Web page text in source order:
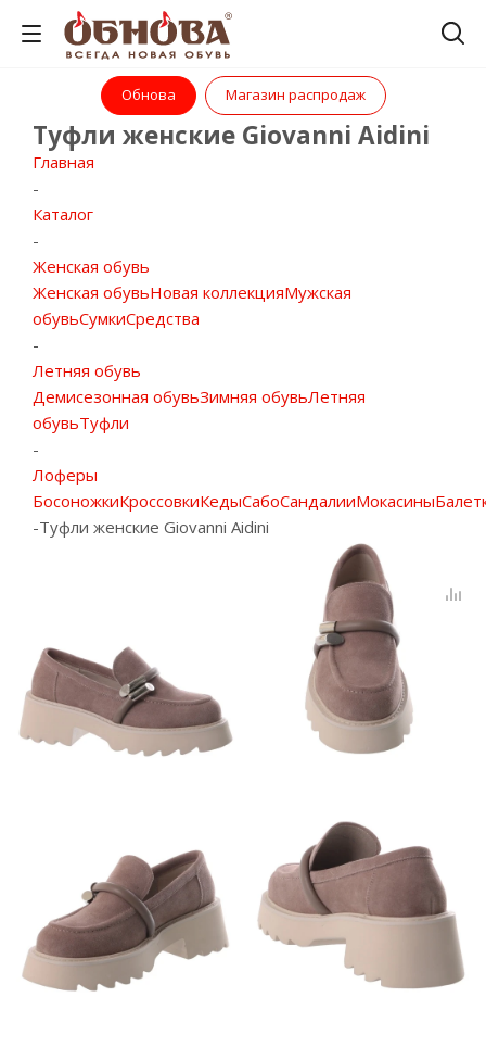
Обнова Магазин распродаж
Туфли женские Giovanni Aidini
Главная
-
Каталог
-
Женская обувь
Женская обувьНовая коллекцияМужская
обувьСумкиСредства
-
Летняя обувь
Демисезонная обувьЗимняя обувьЛетняя
обувьТуфли
-
Лоферы
БосоножкиКроссовкиКедыСабоСандалииМокасины
-Туфли женские Giovanni Aidini